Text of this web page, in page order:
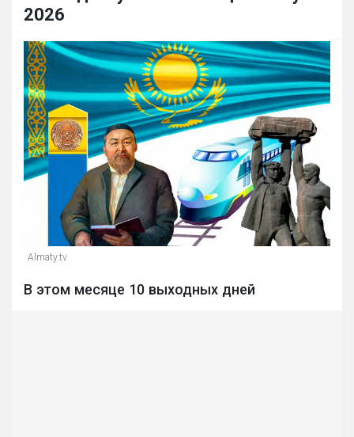
2026
Almaty.tv
В этом месяце 10 выходных дней